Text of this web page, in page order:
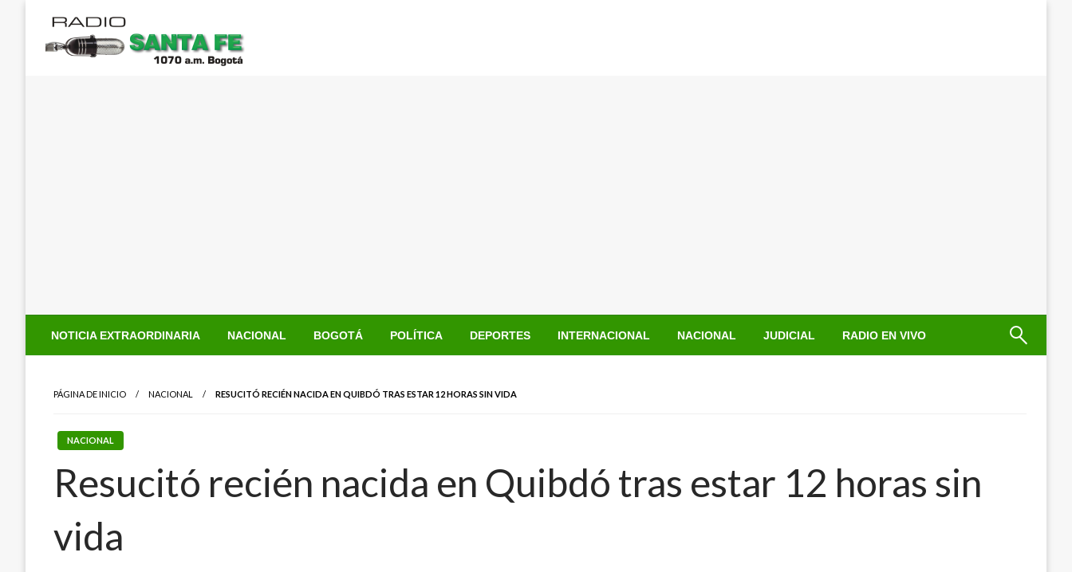
contenido
NOTICIA EXTRAORDINARIA NACIONAL BOGOTÁ POLÍTICA DEPORTES INTERNACIONAL NACIONAL JUDICIAL RADIO EN VIVO
PÁGINA DE INICIO NACIONAL RESUCITÓ RECIÉN NACIDA EN QUIBDÓ TRAS ESTAR 12 HORAS SIN VIDA
NACIONAL
Resucitó recién nacida en Quibdó tras estar 12 horas sin
vida